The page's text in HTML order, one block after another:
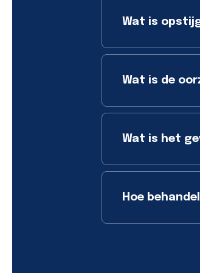
Wat is
Wat is de
Wat is het
Hoe